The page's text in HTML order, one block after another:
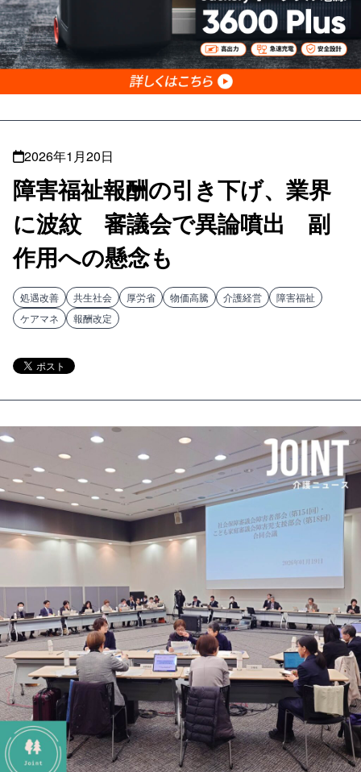
2026年1月20日
障害福祉報酬の引き下げ、業界
に波紋 審議会で異論噴出 副
作用への懸念も
処遇改善 共生社会 厚労省 物価高騰 介護経営
障害福祉
ケアマネ
報酬改定